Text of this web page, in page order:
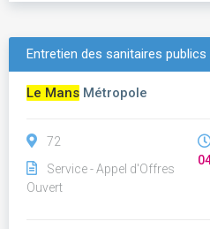
Entretien des sanitaires
Le Mans Métropole
72
Service - Appel d'Offres
Ouvert